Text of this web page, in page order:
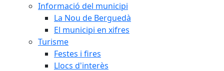
Informació del municipi
La Nou de Berguedà
El municipi en xifres
Turisme
Festes i fires
Llocs d'interès